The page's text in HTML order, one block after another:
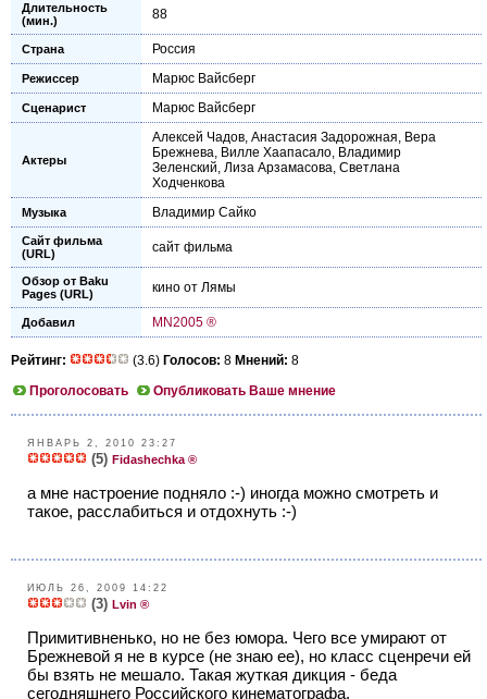
Длительность
(мин.)
88
Страна Россия
Режиссер Марюс Вайсберг
Сценарист Марюс Вайсберг
Актеры
Алексей Чадов, Анастасия Задорожная, Вера
Брежнева, Вилле Хаапасало, Владимир
Зеленский, Лиза Арзамасова, Светлана
Ходченкова
Музыка Владимир Сайко
Сайт фильма
(URL)
сайт фильма
Обзор от Baku
Pages (URL)
кино от Лямы
Добавил MN2005 ®
Рейтинг: (3.6) Голосов: 8 Мнений: 8
Проголосовать
Опубликовать Ваше мнение
ЯНВАРЬ 2, 2010 23:27
(5) Fidashechka ®
а мне настроение подняло :-) иногда можно смотреть и
такое, расслабиться и отдохнуть :-)
ИЮЛЬ 26, 2009 14:22
(3) Lvin ®
Примитивненько, но не без юмора. Чего все умирают от
Брежневой я не в курсе (не знаю ее), но класс сценречи ей
бы взять не мешало. Такая жуткая дикция - беда
сегодняшнего Российского кинематографа.